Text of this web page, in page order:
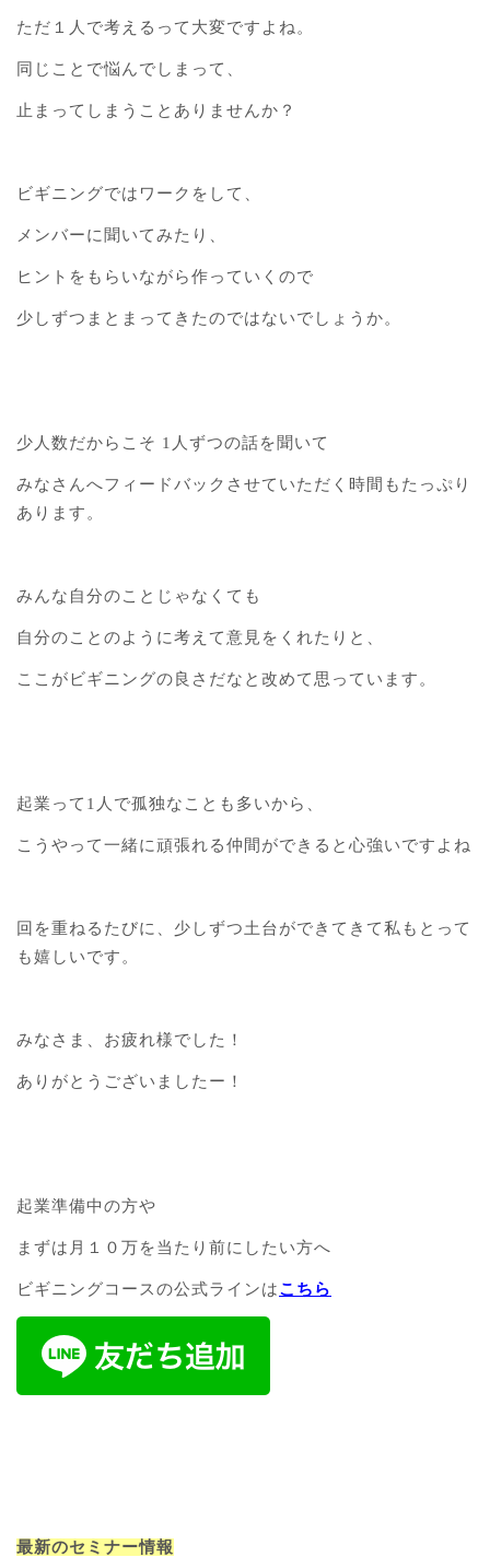
ただ１人で考えるって大変ですよね。
同じことで悩んでしまって、
止まってしまうことありませんか？
ビギニングではワークをして、
メンバーに聞いてみたり、
ヒントをもらいながら作っていくので
少しずつまとまってきたのではないでしょうか。
少人数だからこそ 1人ずつの話を聞いて
みなさんへフィードバックさせていただく時間もたっぷり
あります。
みんな自分のことじゃなくても
自分のことのように考えて意見をくれたりと、
ここがビギニングの良さだなと改めて思っています。
起業って1人で孤独なことも多いから、
こうやって一緒に頑張れる仲間ができると心強いですよね
回を重ねるたびに、少しずつ土台ができてきて私もとって
も嬉しいです。
みなさま、お疲れ様でした！
ありがとうございましたー！
起業準備中の方や
まずは月１０万を当たり前にしたい方へ
ビギニングコースの公式ラインはこちら
最新のセミナー情報